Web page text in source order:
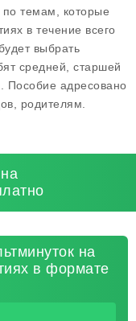
темам, которые
в течение всего
выбрать
средней, старшей
Пособие адресовано
родителям.
на
в формате